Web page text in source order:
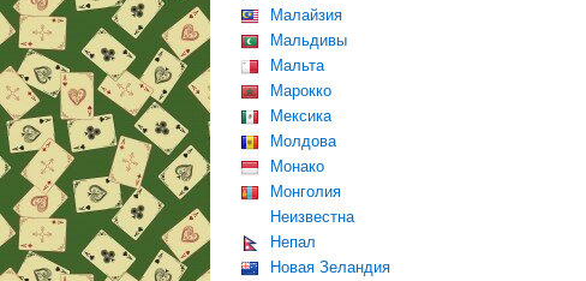
Малайзия
Мальдивы
Мальта
Марокко
Мексика
Молдова
Монако
Монголия
Неизвестна
Непал
Новая Зеландия